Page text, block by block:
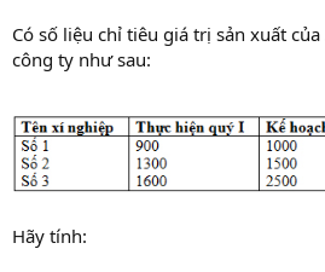
Có số liệu chỉ tiêu giá trị sản xuất
công ty như sau:
Hãy tính: